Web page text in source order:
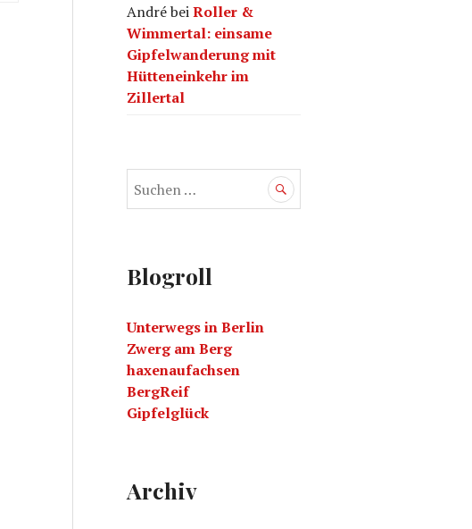
AndrébeiRoller &
Wimmertal: einsame
Gipfelwanderung mit
Hütteneinkehr im
Zillertal
e
n
c
h
:
Blogroll
Unterwegs in Berlin
Zwerg am Berg
haxenaufachsen
BergReif
Gipfelglück
Archiv